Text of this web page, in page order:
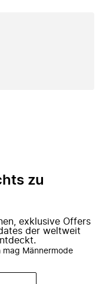
zu
exklusive Offers
der weltweit
mag Männermode